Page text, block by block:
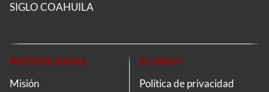
SIGLO COAHUILA
INSTITUCIONAL
Misión
EL SIGLO
Política de privacidad